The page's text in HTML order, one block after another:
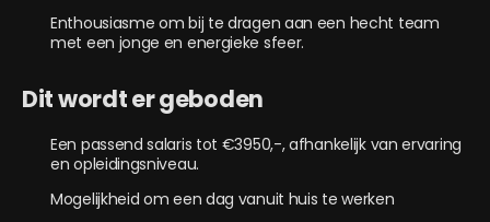
Enthousiasme om bij te dragen aan een hecht team
met een jonge en energieke sfeer.
Dit wordt er geboden
Een passend salaris tot €3950,-, afhankelijk van ervaring
en opleidingsniveau.
Mogelijkheid om een dag vanuit huis te werken